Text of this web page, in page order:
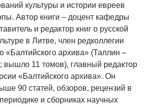
культуры и истории евреев
Автор книги – доцент кафедры
и редактор книг о русской
в Литве, член редколлегии
«Балтийского архива» (Таллин –
вышло 11 томов), главный редактор
«Балтийского архива». Он
90 статей, обзоров, рецензий в
и сборниках научных